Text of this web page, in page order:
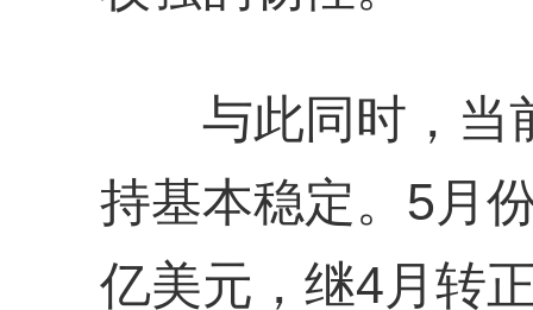
与此同时，当
持基本稳定。5月
亿美元，继4月转